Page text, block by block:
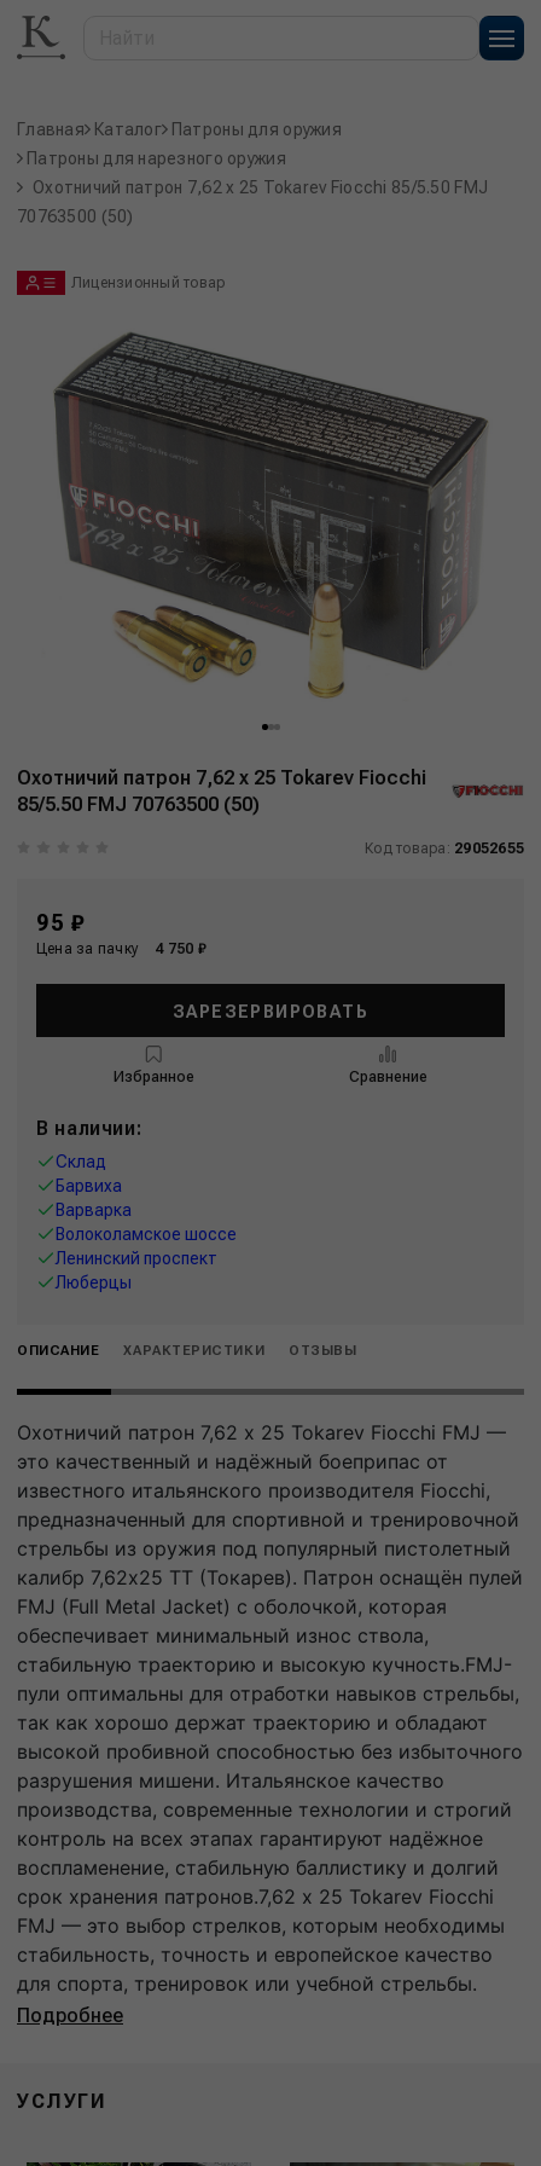
Главная Каталог
Патроны для оружия
Патроны для нарезного оружия
Охотничий патрон 7,62 x 25 Tokarev Fiocchi 85/5.50 FMJ
70763500 (50)
Лицензионный товар
Охотничий патрон 7,62 x 25 Tokarev Fiocchi
85/5.50 FMJ 70763500 (50)
Код товара: 29052655
95 ₽
Цена за пачку 4 750 ₽
ЗАРЕЗЕРВИРОВАТЬ
Избранное Сравнение
В наличии:
Склад
Барвиха
Варварка
Волоколамское шоссе
Ленинский проспект
Люберцы
ОПИСАНИЕ ХАРАКТЕРИСТИКИ ОТЗЫВЫ
Охотничий патрон 7,62 x 25 Tokarev Fiocchi FMJ —
это качественный и надёжный боеприпас от
известного итальянского производителя Fiocchi,
предназначенный для спортивной и тренировочной
стрельбы из оружия под популярный пистолетный
калибр 7,62x25 ТТ (Токарев). Патрон оснащён пулей
FMJ (Full Metal Jacket) с оболочкой, которая
обеспечивает минимальный износ ствола,
стабильную траекторию и высокую кучность.FMJ-
пули оптимальны для отработки навыков стрельбы,
так как хорошо держат траекторию и обладают
высокой пробивной способностью без избыточного
разрушения мишени. Итальянское качество
производства, современные технологии и строгий
контроль на всех этапах гарантируют надёжное
воспламенение, стабильную баллистику и долгий
срок хранения патронов.7,62 x 25 Tokarev Fiocchi
FMJ — это выбор стрелков, которым необходимы
стабильность, точность и европейское качество
для спорта, тренировок или учебной стрельбы.
Подробнее
УСЛУГИ